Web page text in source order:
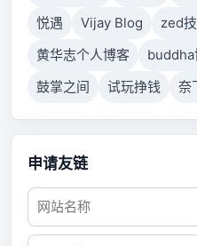
悦遇
Vijay Blog zed
黄华志个人博客
buddha
鼓掌之间
试玩挣钱 奈
申请友链